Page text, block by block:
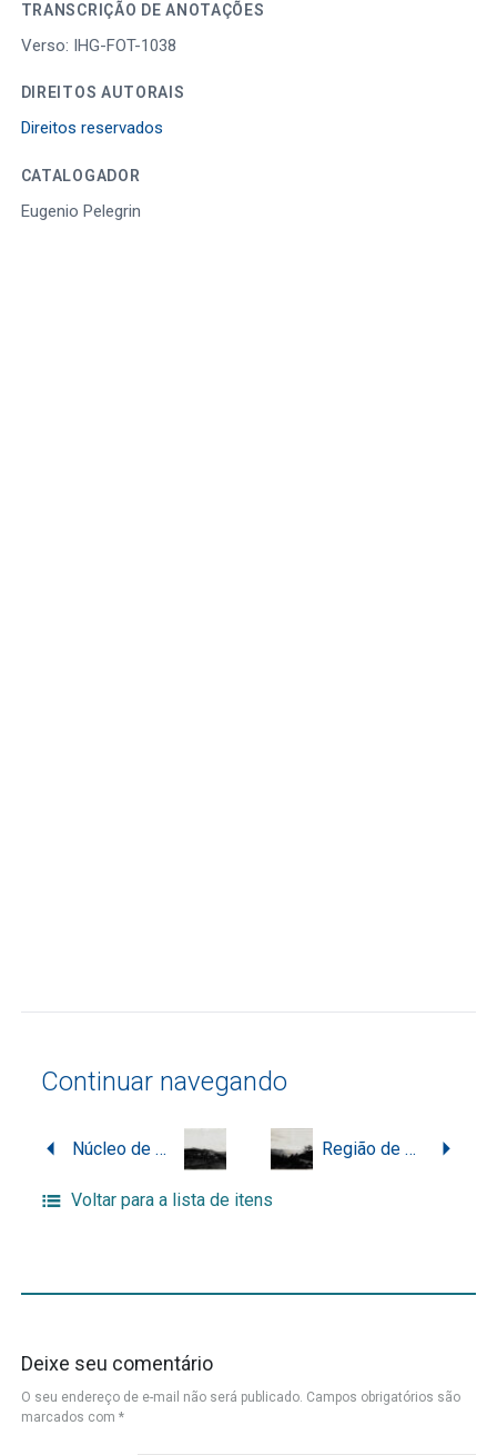
TRANSCRIÇÃO DE ANOTAÇÕES
Verso: IHG-FOT-1038
DIREITOS AUTORAIS
Direitos reservados
CATALOGADOR
Eugenio Pelegrin
Continuar navegando
Núcleo de povoação rural em Santa Catarina Região de planalto ou serra em Santa Catarina
Voltar para a lista de itens
Deixe seu comentário
O seu endereço de e-mail não será publicado. Campos obrigatórios são
marcados com *